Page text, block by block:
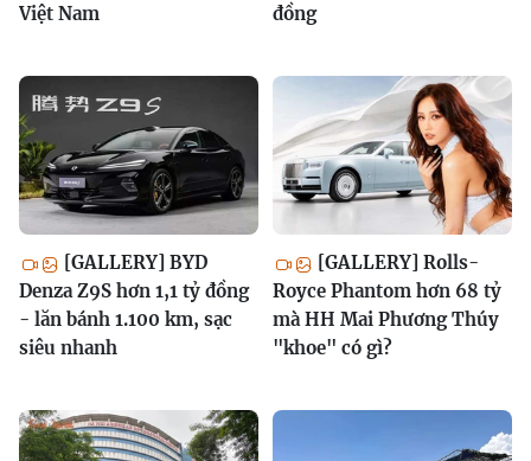
Việt Nam
đồng
[GALLERY] BYD
Denza Z9S hơn 1,1 tỷ đồng
- lăn bánh 1.100 km, sạc
siêu nhanh
[GALLERY] Rolls-
Royce Phantom hơn 68 tỷ
mà HH Mai Phương Thúy
"khoe" có gì?